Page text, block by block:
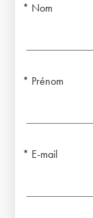
Nom
Prénom
E-mail